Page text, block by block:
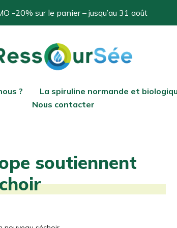
-20% sur le panier – jusqu’au 31 août
? La spiruline normande et
Nous contacter
soutiennent